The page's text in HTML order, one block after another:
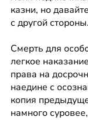
казни, но
с другой стороны.
Смерть для
легкое
права на
наедине с
копия
намного